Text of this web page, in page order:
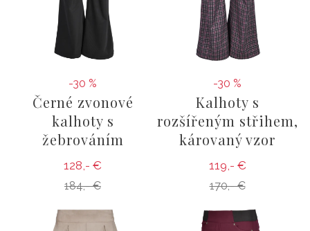
-30 %
Černé zvonové
kalhoty s
žebrováním
128,- €
184,- €
-30 %
Kalhoty s
rozšířeným střihem,
károvaný vzor
119,- €
170,- €